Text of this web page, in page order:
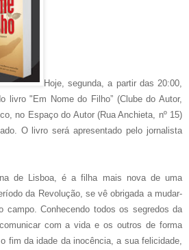
Hoje, segunda, a partir das 20:00,
livro "Em Nome do Filho” (Clube do Autor,
no Espaço do Autor (Rua Anchieta, nº 15)
O livro será apresentado pelo jornalista
de Lisboa, é a filha mais nova de uma
da Revolução, se vê obrigada a mudar-
campo. Conhecendo todos os segredos da
com a vida e os outros de forma
fim da idade da inocência, a sua felicidade,